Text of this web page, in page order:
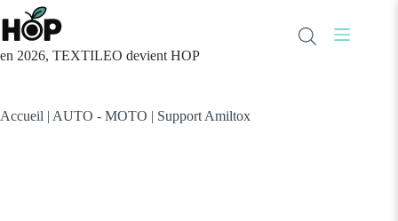
Passer
au
contenu
en 2026, TEXTILEO devient HOP
Accueil | AUTO - MOTO | Support Amiltox